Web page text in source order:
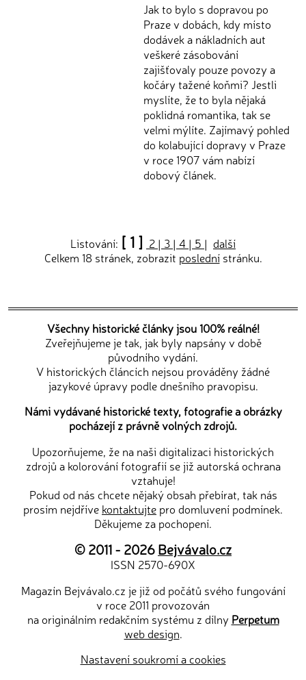
Jak to bylo s dopravou po
Praze v dobách, kdy místo
dodávek a nákladních aut
veškeré zásobování
zajišťovaly pouze povozy a
kočáry tažené koňmi? Jestli
myslíte, že to byla nějaká
poklidná romantika, tak se
velmi mýlíte. Zajímavý pohled
do kolabující dopravy v Praze
v roce 1907 vám nabízí
dobový článek.
Listování: [ 1 ] 2 | 3 | 4 | 5 | další
Celkem 18 stránek, zobrazit poslednístránku.
Všechny historické články jsou 100% reálné!
Zveřejňujeme je tak, jak byly napsány v době
původního vydání.
V historických článcích nejsou prováděny žádné
jazykové úpravy podle dnešního pravopisu.
Námi vydávané historické texty, fotografie a obrázky
pocházejí z právně volných zdrojů.
Upozorňujeme, že na naši digitalizaci historických
zdrojů a kolorování fotografií se již autorská ochrana
vztahuje!
Pokud od nás chcete nějaký obsah přebírat, tak nás
prosím nejdříve kontaktujte pro domluvení podmínek.
Děkujeme za pochopení.
© 2011 - 2026Bejvávalo.cz
ISSN 2570-690X
Magazín Bejvávalo.cz je již od počátů svého fungování
v roce 2011 provozován
na originálním redakčním systému z dílny Perpetum
web design.
Nastavení soukromí a cookies